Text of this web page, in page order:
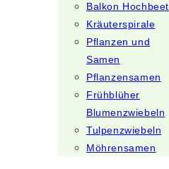
Balkon Hochbeet
Kräuterspirale
Pflanzen und
Samen
Pflanzensamen
Frühblüher
Blumenzwiebeln
Tulpenzwiebeln
Möhrensamen